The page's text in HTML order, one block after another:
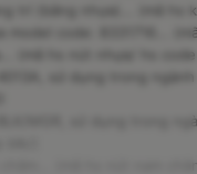
trí (bằng nhựa)... (mã
model code: 8331716...
(mã hs nút nhựa/ hs
MGR, sử dụng trong